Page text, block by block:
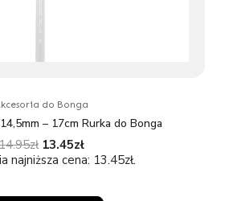
do Bonga
– 17cm Rurka do Bonga
zł 13.45zł
najniższa cena: 13.45zł.